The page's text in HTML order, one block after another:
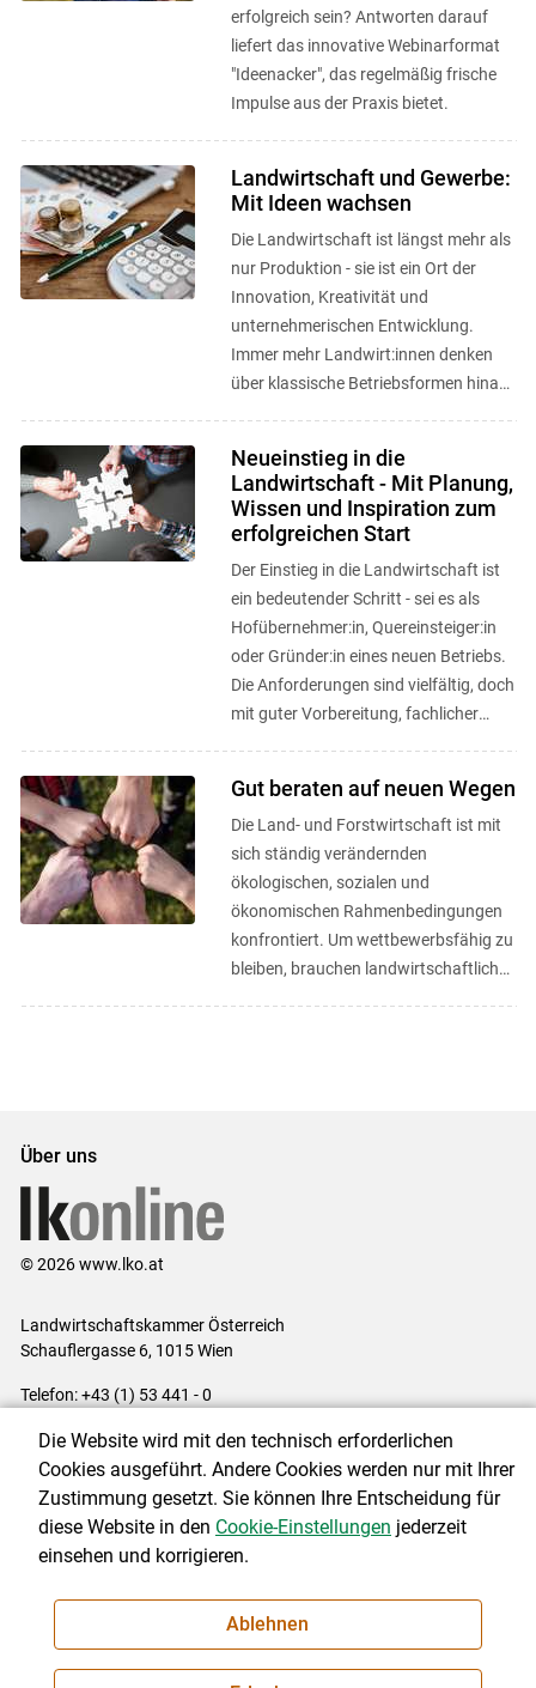
erfolgreich sein? Antworten darauf
liefert das innovative Webinarformat
"Ideenacker", das regelmäßig frische
Impulse aus der Praxis bietet.
Landwirtschaft und Gewerbe:
Mit Ideen wachsen
Die Landwirtschaft ist längst mehr als
nur Produktion - sie ist ein Ort der
Innovation, Kreativität und
unternehmerischen Entwicklung.
Immer mehr Landwirt:innen denken
über klassische Betriebsformen hinaus
Neueinstieg in die
Landwirtschaft - Mit Planung,
Wissen und Inspiration zum
erfolgreichen Start
Der Einstieg in die Landwirtschaft ist
ein bedeutender Schritt - sei es als
Hofübernehmer:in, Quereinsteiger:in
oder Gründer:in eines neuen Betriebs.
Die Anforderungen sind vielfältig, doch
mit guter Vorbereitung, fachlicher
Gut beraten auf neuen Wegen
Die Land- und Forstwirtschaft ist mit
sich ständig verändernden
ökologischen, sozialen und
ökonomischen Rahmenbedingungen
konfrontiert. Um wettbewerbsfähig zu
bleiben, brauchen landwirtschaftliche
Über uns
© 2026 www.lko.at
Landwirtschaftskammer Österreich
Schauflergasse 6, 1015 Wien
Telefon:+43 (1) 53 441 - 0
Impressum|Kontakt|Login für Berater|Datenschutzerklärung|
Barrierefreiheit
Cookie-Einstellungen
NEWSLETTER
Die Website wird mit den technisch erforderlichen
Cookies ausgeführt. Andere Cookies werden nur mit Ihrer
Zustimmung gesetzt. Sie können Ihre Entscheidung für
diese Website in den Cookie-Einstellungen jederzeit
einsehen und korrigieren.
Ablehnen